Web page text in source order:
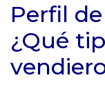
Perfil
¿Qué